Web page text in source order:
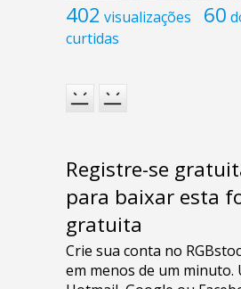
402 visualizações 60
curtidas
Registre-se
para baixar esta
gratuita